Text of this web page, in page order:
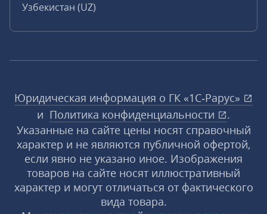
Узбекистан (UZ)
Юридическая информация о ГК «1С‑Рарус»
и Политика конфиденциальности
.
Указанные на сайте цены носят справочный
характер и не являются публичной офертой,
если явно не указано иное. Изображения
товаров на сайте носят иллюстративный
характер и могут отличаться от фактического
вида товара.